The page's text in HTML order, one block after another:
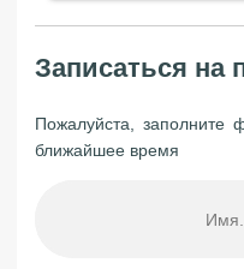
Записаться на
Пожалуйста,
ближайшее время